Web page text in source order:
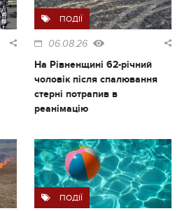
ПОДІЇ
06.08.26
На Рівненщині 62-річний
чоловік після спалювання
стерні потрапив в
реанімацію
ПОДІЇ